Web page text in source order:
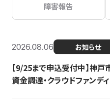
障害報告
2026.08.06 お知らせ
【9/25まで申込受付中】神
資金調達・クラウドファンデ